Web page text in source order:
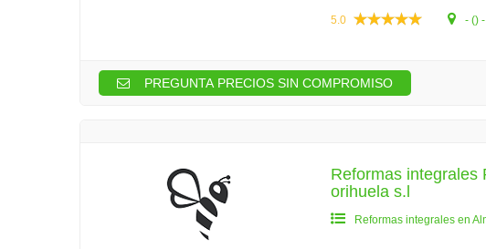
5.0 - () -
PREGUNTA PRECIOS SIN COMPROMISO
Reformas integrales
orihuela s.l
Reformas integrales en